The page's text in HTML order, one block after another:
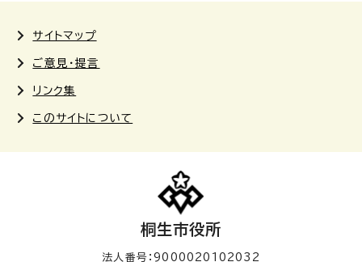
サイトマップ
ご意見・提言
リンク集
このサイトについて
桐生市役所
法人番号：9000020102032